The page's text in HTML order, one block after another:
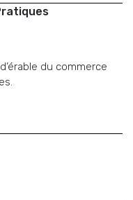
du commerce